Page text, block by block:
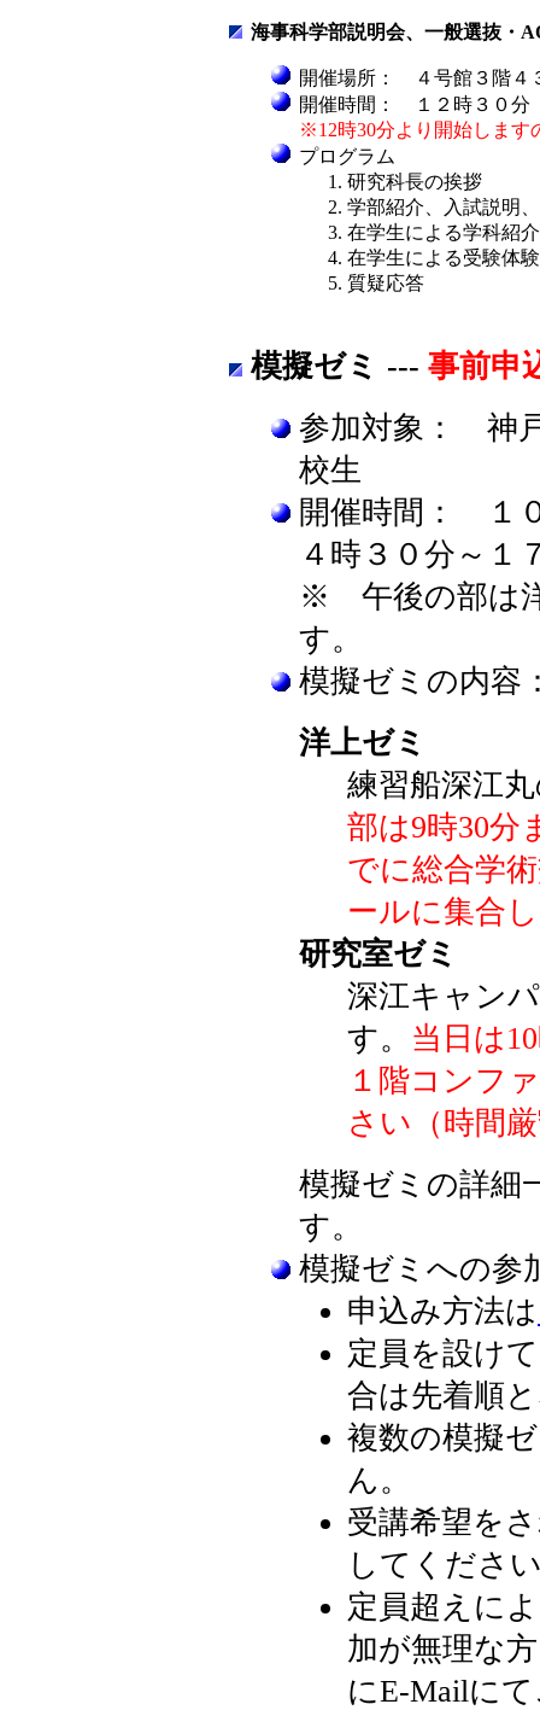
海事科学部説明会、一般選抜・
開催場所： ４号館３階４
開催時間： １２時３０
※12時30分より開始します
プログラム
研究科長の挨拶
学部紹介、
在学生に
在学生によ
質疑応答
模擬ゼミ --- 事前申
参加対象： 神
校生
開催時間： １
４時３０分～１
※ 午後の部は
す。
模擬ゼミの内容
洋上ゼミ
練習船深江
部は9時30分
でに総合学
ールに集合
研究室ゼミ
深江キャン
す。 当日は
１階コンフ
さい（時間
模擬ゼミの詳細
す。
模擬ゼミへの参
申込み方法は
定員を設け
合は先着順
複数の模擬
ん。
受講希望を
してくださ
定員超えに
加が無理な
にE-Mailに